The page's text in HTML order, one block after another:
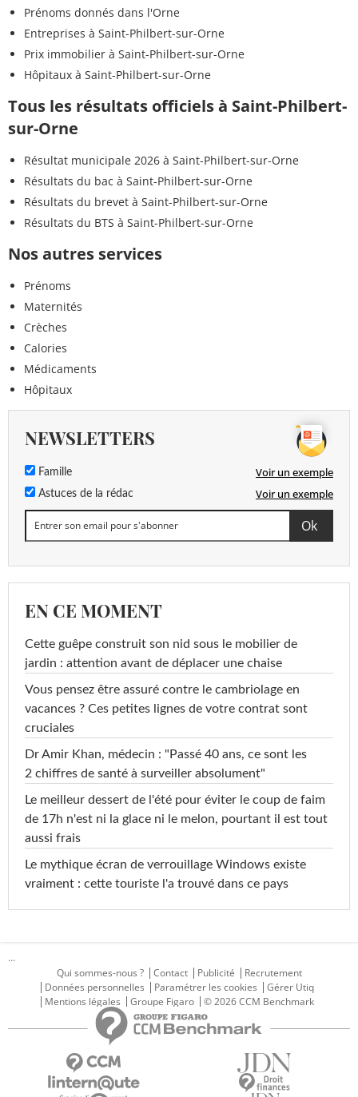
Prénoms donnés dans l'Orne
Entreprises à Saint-Philbert-sur-Orne
Prix immobilier à Saint-Philbert-sur-Orne
Hôpitaux à Saint-Philbert-sur-Orne
Tous les résultats officiels à Saint-Philbert-
sur-Orne
Résultat municipale 2026 à Saint-Philbert-sur-Orne
Résultats du bac à Saint-Philbert-sur-Orne
Résultats du brevet à Saint-Philbert-sur-Orne
Résultats du BTS à Saint-Philbert-sur-Orne
Nos autres services
Prénoms
Maternités
Crèches
Calories
Médicaments
Hôpitaux
NEWSLETTERS
Famille Voir un exemple
Astuces de la rédac Voir un exemple
EN CE MOMENT
Cette guêpe construit son nid sous le mobilier de
jardin : attention avant de déplacer une chaise
Vous pensez être assuré contre le cambriolage en
vacances ? Ces petites lignes de votre contrat sont
cruciales
Dr Amir Khan, médecin : "Passé 40 ans, ce sont les
2 chiffres de santé à surveiller absolument"
Le meilleur dessert de l'été pour éviter le coup de faim
de 17h n'est ni la glace ni le melon, pourtant il est tout
aussi frais
Le mythique écran de verrouillage Windows existe
vraiment : cette touriste l'a trouvé dans ce pays
...
Qui sommes-nous ?
Contact Publicité
Recrutement
Données personnelles
Paramétrer les cookies
Gérer Utiq
Mentions légales
Groupe Figaro © 2026 CCM Benchmark